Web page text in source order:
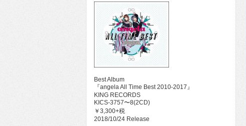
Best Album
『angela All Time Best 2010-2017』
KING RECORDS
KICS-3757〜8(2CD)
￥3,300+税
2018/10/24 Release